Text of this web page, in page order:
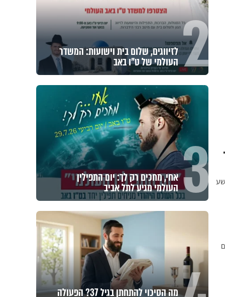
2 לזיווגים, שלום בית וישועות: המשדר
העולמי של ט"ו באב
3 אחי, מחכים רק לך: יום התפילין
העולמי מגיע לתל אביב
מה הסיכוי להתחתן בגיל 37? הפעולה